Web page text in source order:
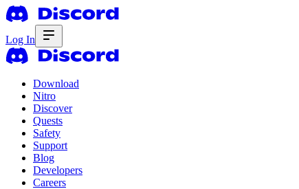
Log In
Download
Nitro
Discover
Quests
Safety
Support
Blog
Developers
Careers